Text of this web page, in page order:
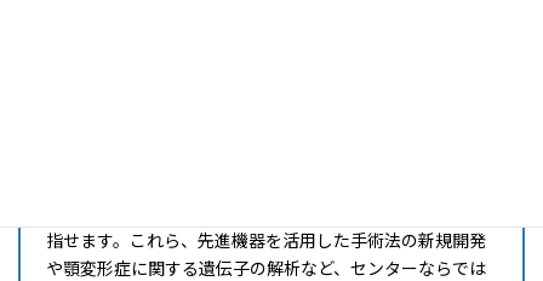
指せます。これら、先進機器を活用した手術法の新規開発
や顎変形症に関する遺伝子の解析など、センターならでは